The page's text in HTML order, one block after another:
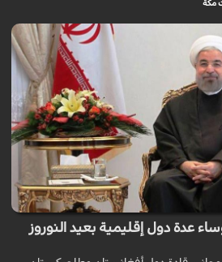
عدة دول إقليمية بعيد النوروز